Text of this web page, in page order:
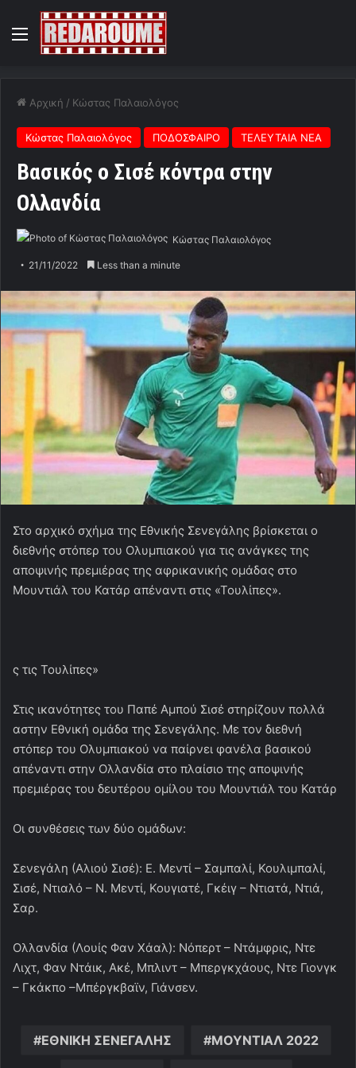
Menu
Αρχική / Κώστας Παλαιολόγος
Κώστας Παλαιολόγος ΠΟΔΟΣΦΑΙΡΟ ΤΕΛΕΥΤΑΙΑ ΝΕΑ
Βασικός ο Σισέ κόντρα στην
Ολλανδία
Κώστας Παλαιολόγος
21/11/2022 Less than a minute
Στο αρχικό σχήμα της Εθνικής Σενεγάλης βρίσκεται ο
διεθνής στόπερ του Ολυμπιακού για τις ανάγκες της
αποψινής πρεμιέρας της αφρικανικής ομάδας στο
Μουντιάλ του Κατάρ απέναντι στις «Τουλίπες».
ς τις Τουλίπες»
Στις ικανότητες του Παπέ Αμπού Σισέ στηρίζουν πολλά
αστην Εθνική ομάδα της Σενεγάλης. Με τον διεθνή
στόπερ του Ολυμπιακού να παίρνει φανέλα βασικού
απέναντι στην Ολλανδία στο πλαίσιο της αποψινής
πρεμιέρας του δευτέρου ομίλου του Μουντιάλ του Κατάρ
Οι συνθέσεις των δύο ομάδων:
Σενεγάλη (Αλιού Σισέ): Ε. Μεντί – Σαμπαλί, Κουλιμπαλί,
Σισέ, Ντιαλό – Ν. Μεντί, Κουγιατέ, Γκέιγ – Ντιατά, Ντιά,
Σαρ.
Ολλανδία (Λουίς Φαν Χάαλ): Νόπερτ – Ντάμφρις, Ντε
Λιχτ, Φαν Ντάικ, Ακέ, Μπλιντ – Μπεργκχάους, Ντε Γιονγκ
– Γκάκπο –Μπέργκβαϊν, Γιάνσεν.
ΕΘΝΙΚΗ ΣΕΝΕΓΑΛΗΣ ΜΟΥΝΤΙΑΛ 2022